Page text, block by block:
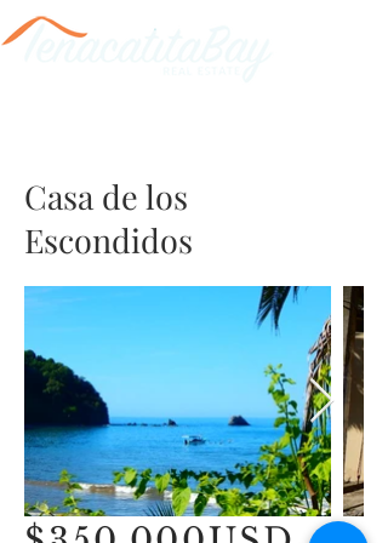
Casa de los
Escondidos